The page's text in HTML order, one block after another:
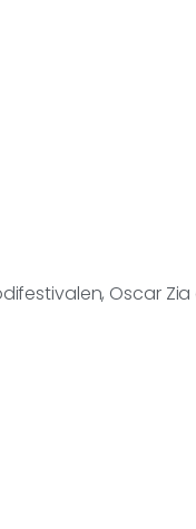
Oscar